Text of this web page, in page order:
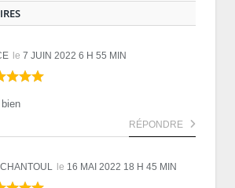
le 7 JUIN 2022 6 H 55 MIN
RÉPONDRE
le 16 MAI 2022 18 H 45 MIN